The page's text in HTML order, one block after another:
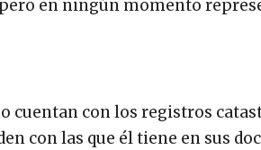
en ningún momento
cuentan con los registros
con las que él tiene en sus